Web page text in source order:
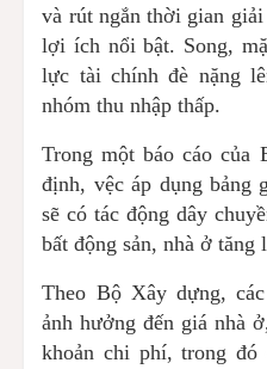
và rút ngắn thời gian
lợi ích nổi bật. Song,
lực tài chính đè nặng
nhóm thu nhập thấp.
Trong một báo cáo của
định, vệc áp dụng bảng
sẽ có tác động dây
bất động sản, nhà ở
Theo Bộ Xây dựng,
ảnh hưởng đến giá nhà
khoản chi phí, trong